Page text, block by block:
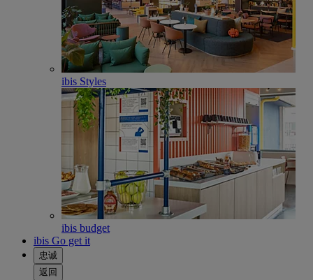
ibis Styles
ibis budget
ibis Go get it
忠诚
返回